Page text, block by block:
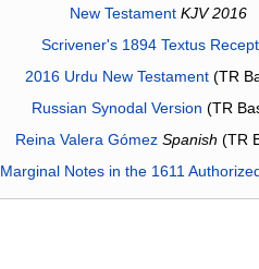
New Testament KJV 2016
Scrivener's 1894 Textus
2016 Urdu New Testament(TR
Russian Synodal Version (TR
Reina Valera Gómez Spanish (TR
Marginal Notes in the 1611